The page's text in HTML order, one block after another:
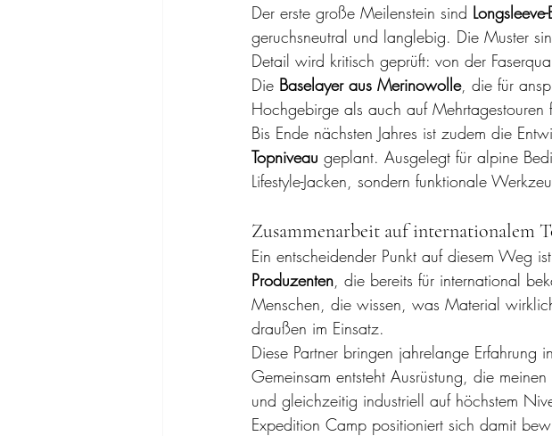
Der erste große Meilenstein sind
geruchsneutral und langlebig. Die Muster
Detail wird kritisch geprüft: von der
Die Baselayer aus Merinowolle, die für
Hochgebirge als auch auf Mehrtagestouren
Bis Ende nächsten Jahres ist zudem die
Topniveau geplant. Ausgelegt für alpine
Lifestyle-Jacken, sondern funktionale
Zusammenarbeit auf internationalem
Ein entscheidender Punkt auf diesem Weg
Produzenten, die bereits für international
Menschen, die wissen, was Material
draußen im Einsatz.
Diese Partner bringen jahrelange Erfahrung
Gemeinsam entsteht Ausrüstung, die
und gleichzeitig industriell auf höchstem
Expedition Camp positioniert sich damit